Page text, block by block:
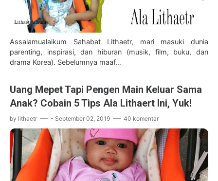
Assalamualaikum Sahabat Lithaetr, mari masuki dunia
parenting, inspirasi, dan hiburan (musik, film, buku, dan
drama Korea). Sebelumnya maaf…
Uang Mepet Tapi Pengen Main Keluar Sama
Anak? Cobain 5 Tips Ala Lithaert Ini, Yuk!
by lithaetr - September 02, 2019 40 komentar